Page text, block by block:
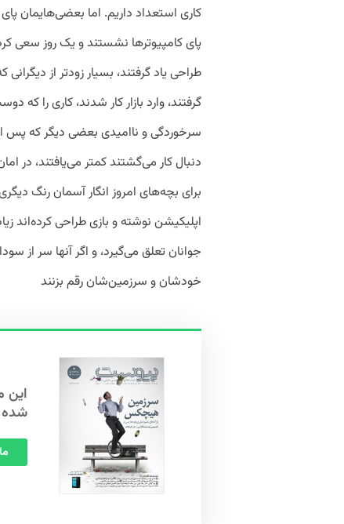
کاری استعداد داریم. اما بعضی‌هایمان
پای کامپیوترها نشستند و یک روز سعی
طراحی یاد گرفتند، بسیار زودتر از
گرفتند، وارد بازار کار شدند، کاری را
سرخوردگی و ناامیدی بعضی دیگر که
دنبال کار می‌گشتند کمتر می‌یافتند، در
اپلیکیشن نوشته و بازی طراحی کرده‌اند
جوانان تعلق می‌گیرد، و اگر آنها سر از
خودشان و سرزمین‌شان رقم بزنند